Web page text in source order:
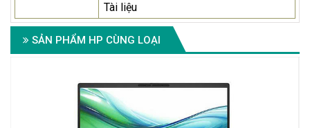
Tài liệu
SẢN PHẨM HP CÙNG LOẠI